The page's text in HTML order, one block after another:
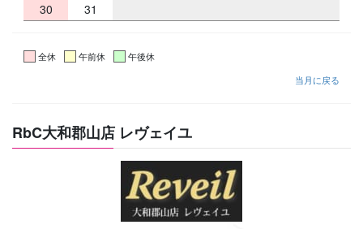
30
31
全休 午前休
午後休
当月に戻る
RbC大和郡山店 レヴェイユ